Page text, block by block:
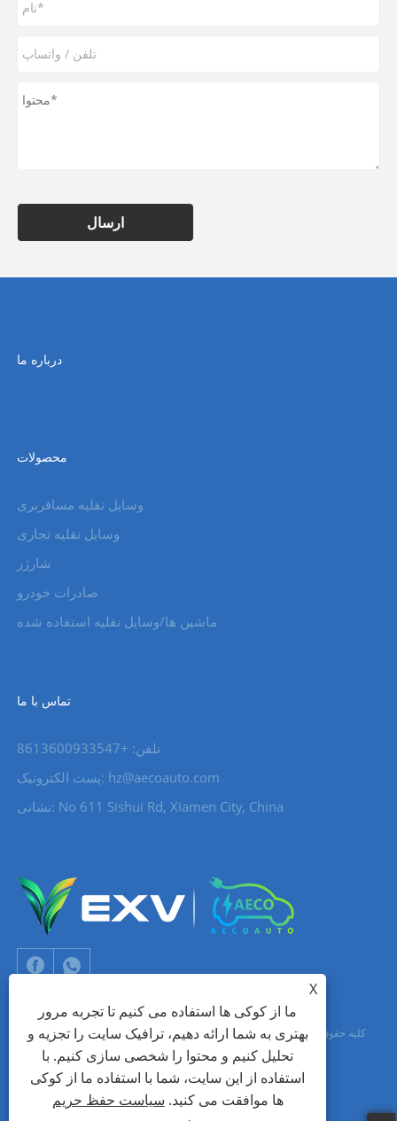
ارسال
درباره ما
محصولات
وسایل نقلیه مسافربری
وسایل نقلیه تجاری
شارژر
صادرات خودرو
ماشین ها/وسایل نقلیه استفاده شده
تماس با ما
تلفن: +8613600933547
پست الکترونیک: hz@aecoauto.com
نشانی: No 611 Sishui Rd, Xiamen City, China
حق چاپ © 2024 Xiamen Aecoauto Technology Co., Ltd. کلیه حقوق محفوظ
پشتیبانی فنی وب سایت:شبکه TIANYU جک لین: +86-15559188336
X
ما از کوکی ها استفاده می کنیم تا تجربه مرور
بهتری به شما ارائه دهیم، ترافیک سایت را تجزیه و
تحلیل کنیم و محتوا را شخصی سازی کنیم. با
استفاده از این سایت، شما با استفاده ما از کوکی
ها موافقت می کنید. سیاست حفظ حریم